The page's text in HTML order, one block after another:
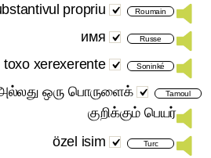
Roumain
propriu
Russe
имя
Soninké
toxo xerexerente
Tamoul
ஒரு பொருளைக்
குறிக்கும் பெயர்
Turc
özel isim